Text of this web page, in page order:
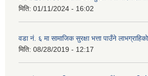
मिति: 01/11/2024 - 16:02
वडा नं. ६ मा सामाजिक सुरक्षा भत्ता पाउँने
मिति: 08/28/2019 - 12:17